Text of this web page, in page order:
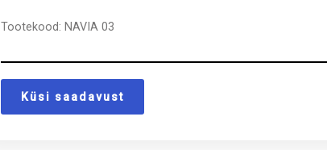
Tootekood:NAVIA 03
Küsi saadavust